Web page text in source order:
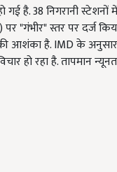
गई है. 38 निगरानी
"गंभीर" स्तर पर दर्ज
आशंका है. IMD के
हो रहा है. तापमान